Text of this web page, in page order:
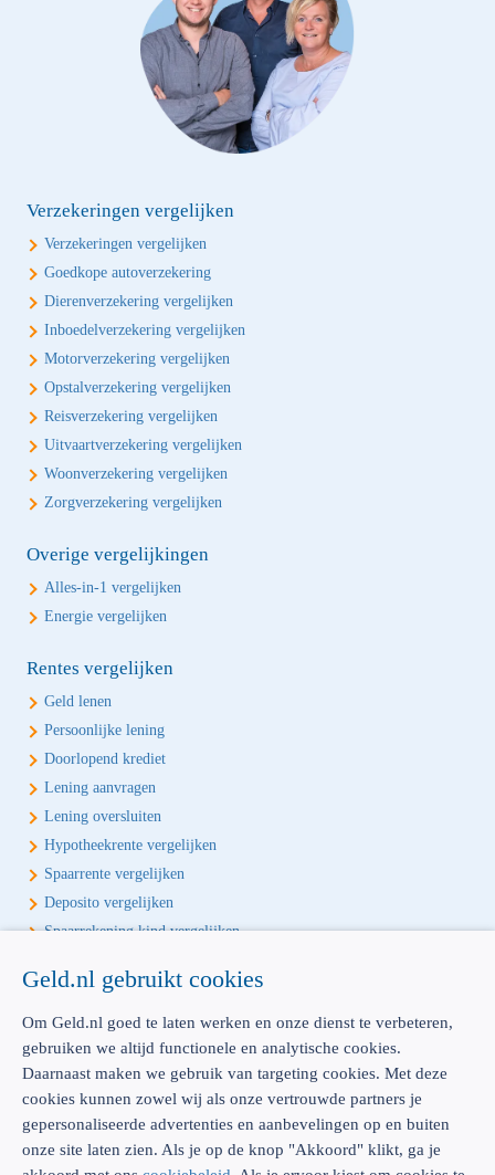
Verzekeringen vergelijken
Verzekeringen vergelijken
Goedkope autoverzekering
Dierenverzekering vergelijken
Inboedelverzekering vergelijken
Motorverzekering vergelijken
Opstalverzekering vergelijken
Reisverzekering vergelijken
Uitvaartverzekering vergelijken
Woonverzekering vergelijken
Zorgverzekering vergelijken
Overige vergelijkingen
Alles-in-1 vergelijken
Energie vergelijken
Rentes vergelijken
Geld lenen
Persoonlijke lening
Doorlopend krediet
Lening aanvragen
Lening oversluiten
Hypotheekrente vergelijken
Spaarrente vergelijken
Deposito vergelijken
Spaarrekening kind vergelijken
Écht onafhankelijk vergelijken
Geld.nl is de écht onafhankelijke vergelijker voor je verzekeringen en
bankproducten. Vergelijk, kies het beste product voor jou en betaal
geen euro te veel!
Geld.nl gebruikt cookies
Om Geld.nl goed te laten werken en onze dienst te verbeteren,
gebruiken we altijd functionele en analytische cookies.
Daarnaast maken we gebruik van targeting cookies. Met deze
cookies kunnen zowel wij als onze vertrouwde partners je
gepersonaliseerde advertenties en aanbevelingen op en buiten
onze site laten zien. Als je op de knop "Akkoord" klikt, ga je